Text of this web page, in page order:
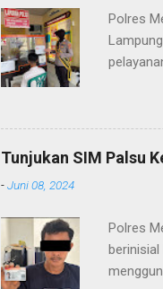
Polres
Heri
pidana,
Tunjukan SIM Palsu
-Juni 08, 2024
Polres
berinisial